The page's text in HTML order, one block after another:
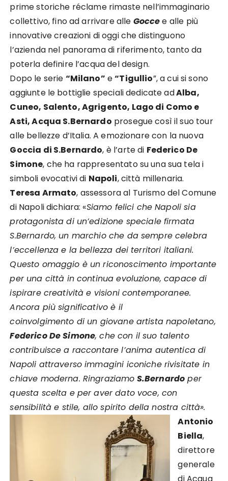
prime storiche réclame rimaste nell’immaginario
collettivo, fino ad arrivare alle Goccee alle più
innovative creazioni di oggi che distinguono
l’azienda nel panorama di riferimento, tanto da
poterla definire l’acqua del design.
Dopo le serie “Milano” e“Tigullio”, a cui si sono
aggiunte le bottiglie speciali dedicate adAlba,
Cuneo, Salento, Agrigento, Lago di Como e
Asti, Acqua S.Bernardo prosegue così il suo tour
alle bellezze d’Italia. A emozionare con la nuova
Goccia di S.Bernardo, è l’arte di Federico De
Simone, che ha rappresentato su una sua tela i
simboli evocativi di Napoli, città millenaria.
Teresa Armato, assessora al Turismo del Comune
di Napoli dichiara: «Siamo felici che Napoli sia
protagonista di un’edizione speciale firmata
S.Bernardo, un marchio che da sempre celebra
l’eccellenza e la bellezza dei territori italiani.
Questo omaggio è un riconoscimento importante
per una città in continua evoluzione, capace di
ispirare creatività e visioni contemporanee.
Ancora più significativo è il
coinvolgimento di un giovane artista napoletano,
Federico De Simone, che con il suo talento
contribuisce a raccontare l’anima autentica di
Napoli attraverso immagini iconiche rivisitate in
chiave moderna. Ringraziamo S.Bernardo per
questa scelta e per aver dato voce, con
sensibilità e stile, allo spirito della nostra città».
Antonio
Biella,
direttore
generale
di Acqua